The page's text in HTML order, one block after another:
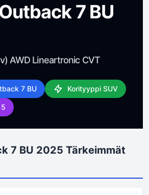
7 BU
AWD Lineartronic CVT
7 BU Korityyppi SUV
7 BU 2025 Tärkeimmät